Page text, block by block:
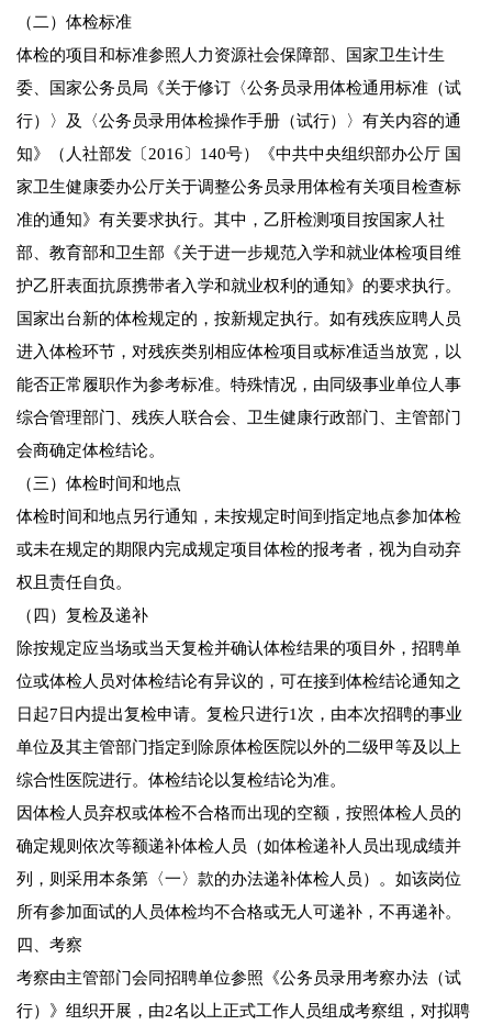
（二）体检标准
体检的项目和标准参照人力资源社会保障部、国家卫生计生
委、国家公务员局《关于修订〈公务员录用体检通用标准（试
行）〉及〈公务员录用体检操作手册（试行）〉有关内容的通
知》（人社部发〔2016〕140号）《中共中央组织部办公厅 国
家卫生健康委办公厅关于调整公务员录用体检有关项目检查标
准的通知》有关要求执行。其中，乙肝检测项目按国家人社
部、教育部和卫生部《关于进一步规范入学和就业体检项目维
护乙肝表面抗原携带者入学和就业权利的通知》的要求执行。
国家出台新的体检规定的，按新规定执行。如有残疾应聘人员
进入体检环节，对残疾类别相应体检项目或标准适当放宽，以
能否正常履职作为参考标准。特殊情况，由同级事业单位人事
综合管理部门、残疾人联合会、卫生健康行政部门、主管部门
会商确定体检结论。
（三）体检时间和地点
体检时间和地点另行通知，未按规定时间到指定地点参加体检
或未在规定的期限内完成规定项目体检的报考者，视为自动弃
权且责任自负。
（四）复检及递补
除按规定应当场或当天复检并确认体检结果的项目外，招聘单
位或体检人员对体检结论有异议的，可在接到体检结论通知之
日起7日内提出复检申请。复检只进行1次，由本次招聘的事业
单位及其主管部门指定到除原体检医院以外的二级甲等及以上
综合性医院进行。体检结论以复检结论为准。
因体检人员弃权或体检不合格而出现的空额，按照体检人员的
确定规则依次等额递补体检人员（如体检递补人员出现成绩并
列，则采用本条第〈一〉款的办法递补体检人员）。如该岗位
所有参加面试的人员体检均不合格或无人可递补，不再递补。
四、考察
考察由主管部门会同招聘单位参照《公务员录用考察办法（试
行）》组织开展，由2名以上正式工作人员组成考察组，对拟聘